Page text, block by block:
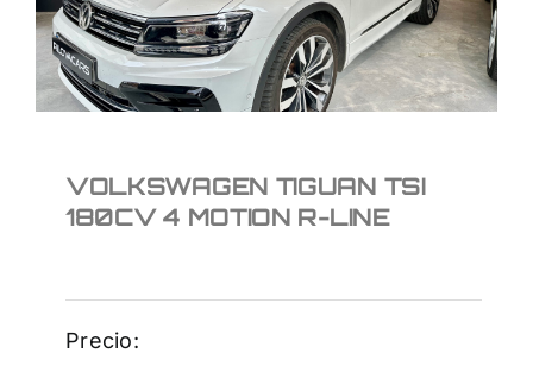
23.950€
VOLKSWAGEN TIGUAN TSI
180CV 4 MOTION R-LINE
Precio: